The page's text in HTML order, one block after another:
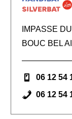
IMPASSE
BOUC BEL
06 12 54
06 12 54